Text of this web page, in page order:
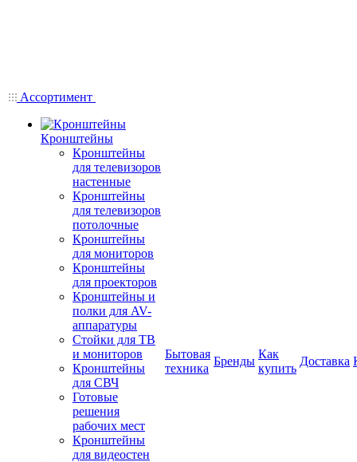
Ассортимент
Кронштейны
Кронштейны
для телевизоров
настенные
Кронштейны
для телевизоров
потолочные
Кронштейны
для мониторов
Кронштейны
для проекторов
Кронштейны и
полки для AV-
аппаратуры
Стойки для ТВ
и мониторов
Кронштейны
для СВЧ
Готовые
решения
рабочих мест
Кронштейны
для видеостен
Бытовая
техника
Бренды
Как
купить
Доставка